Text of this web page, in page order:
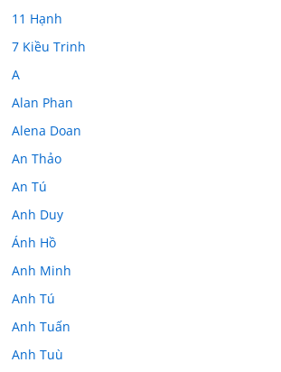
11 Hạnh
7 Kiều Trinh
A
Alan Phan
Alena Doan
An Thảo
An Tú
Anh Duy
Ánh Hồ
Anh Minh
Anh Tú
Anh Tuấn
Anh Tuù